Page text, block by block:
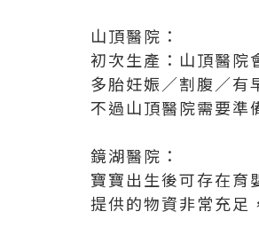
山頂醫院：
初次生產：山頂醫院
多胎妊娠／割腹／有
不過山頂醫院需要準
鏡湖醫院：
寶寶出生後可存在育
提供的物資非常充足